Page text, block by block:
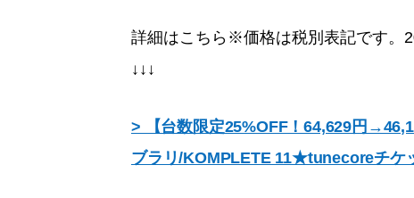
詳細はこちら※価格は税別表記です。
↓↓↓
> 【台数限定25%OFF！64,629円
ブラリ/KOMPLETE 11★tunecoreチケ